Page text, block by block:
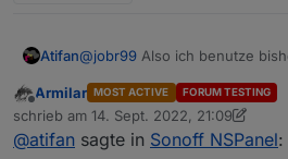
Atifan@jobr99 Also ich benutze
Aber ich denke nicht, dass
Sobald ich das Display aus
durch einen Touch, fängt der
nach 20 Sekunden bzw. der
Offline
Armilar MOST ACTIVE FORUM TESTING
schrieb am 14. Sept. 2022, 21:09
zuletzt editiert von Armilar
@atifan sagte in Sonoff NSPanel: